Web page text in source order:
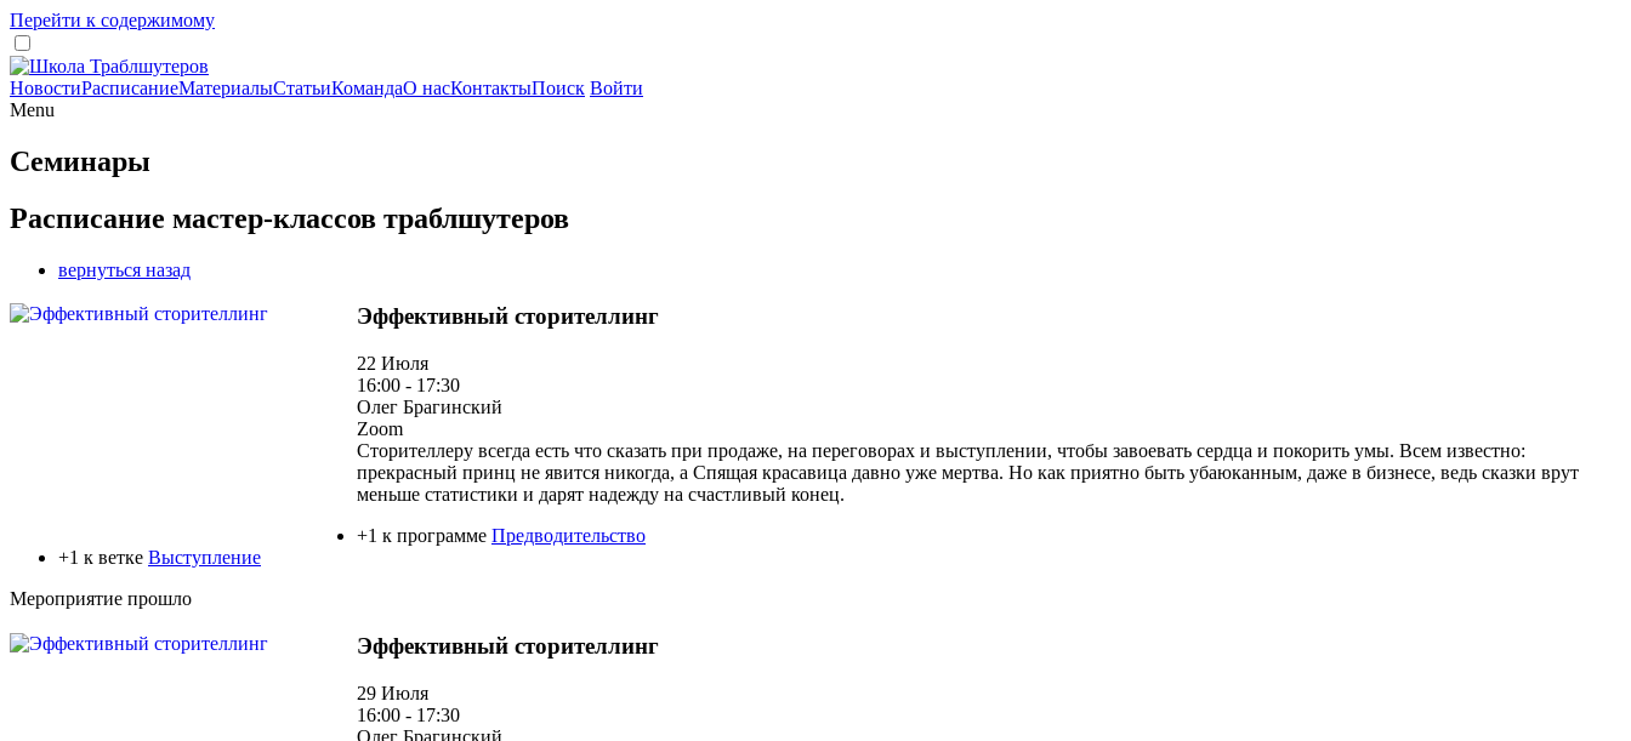
Перейти к содержимому
НовостиРасписаниеМатериалыСтатьиКомандаО насКонтактыПоиск Войти
Menu
Семинары
Расписание мастер-классов траблшутеров
вернуться назад
Эффективный сторителлинг
22 Июля
16:00 - 17:30
Олег Брагинский
Zoom
Сторителлеру всегда есть что сказать при продаже, на переговорах и выступлении, чтобы завоевать сердца и покорить умы. Всем известно:
прекрасный принц не явится никогда, а Спящая красавица давно уже мертва. Но как приятно быть убаюканным, даже в бизнесе, ведь сказки врут
меньше статистики и дарят надежду на счастливый конец.
+1 к программе Предводительство
+1 к ветке Выступление
Мероприятие прошло
Эффективный сторителлинг
29 Июля
16:00 - 17:30
Олег Брагинский